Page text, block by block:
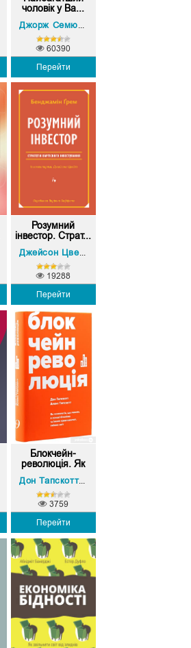
чоловік у Ва...
Джорж Семюель Клейсон
Перейти
60390
Розумний
інвестор. Страт...
Джейсон Цвейг
Перейти
19288
Блокчейн-
революція. Як
Дон Тапскотт
,Алекс Тапскотт
Перейти
3759